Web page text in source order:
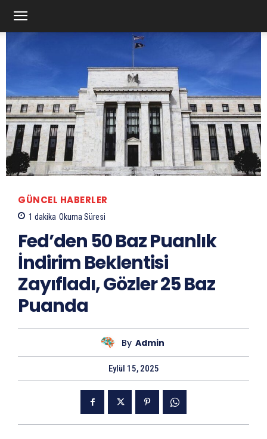
GÜNCEL HABERLER
1 dakika Okuma Süresi
Fed’den 50 Baz Puanlık
İndirim Beklentisi
Zayıfladı, Gözler 25 Baz
Puanda
By Admin
Eylül 15, 2025